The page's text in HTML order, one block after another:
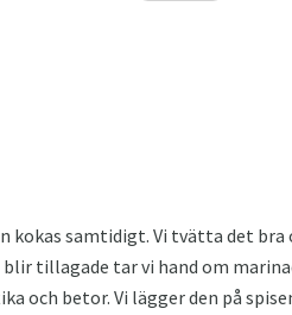
kokas samtidigt. Vi tvätta det
blir tillagade tar vi hand om
och betor. Vi lägger den på